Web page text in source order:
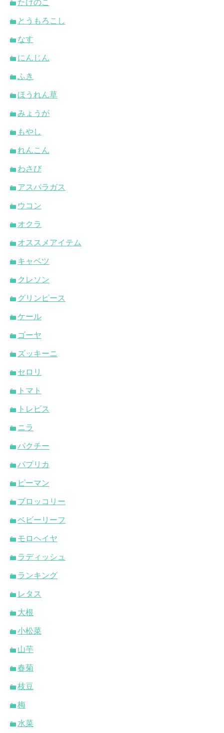
たけのこ
とうもろこし
なす
にんじん
ふき
ほうれん草
みょうが
もやし
れんこん
わさび
アスパラガス
ウコン
オクラ
オススメアイテム
キャベツ
クレソン
グリンピース
ケール
ゴーヤ
ズッキーニ
セロリ
トマト
トレビス
ニラ
パクチー
パプリカ
ピーマン
ブロッコリー
ベビーリーフ
モロヘイヤ
ラディッシュ
ランキング
レタス
大根
小松菜
山芋
春菊
枝豆
梅
水菜